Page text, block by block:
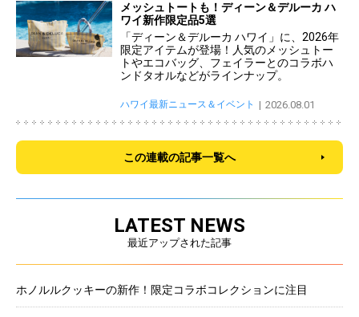
メッシュトートも！ディーン＆デルーカ ハ
ワイ新作限定品5選
「ディーン＆デルーカ ハワイ」に、2026年
限定アイテムが登場！人気のメッシュトー
トやエコバッグ、フェイラーとのコラボハ
ンドタオルなどがラインナップ。
ハワイ最新ニュース＆イベント 2026.08.01
この連載の記事一覧へ
LATEST NEWS
最近アップされた記事
ホノルルクッキーの新作！限定コラボコレクションに注目